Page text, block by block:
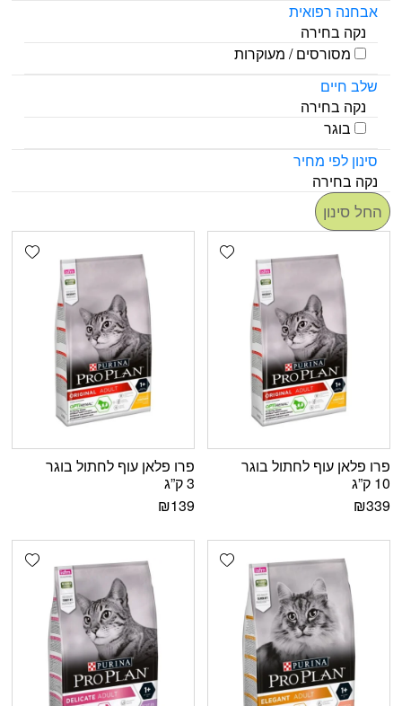
אבחנה רפואית
נקה בחירה
מסורסים / מעוקרות
שלב חיים
נקה בחירה
בוגר
סינון לפי מחיר
נקה בחירה
החל סינון
Add wishlist
פרו פלאן עוף לחתול בוגר
10 ק”ג
₪339
פרו פלאן עוף לחתול בוגר
3 ק”ג
₪139
Add wishlist